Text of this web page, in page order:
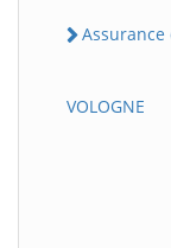
Assurance
VOLOGNE